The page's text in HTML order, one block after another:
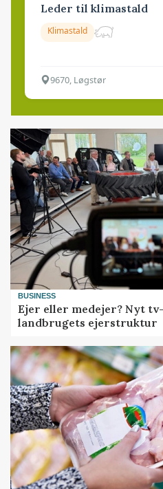
Leder til klimastald
Klimastald
9670, Løgstør
BUSINESS
Ejer eller medejer? Nyt
landbrugets ejerstruktur